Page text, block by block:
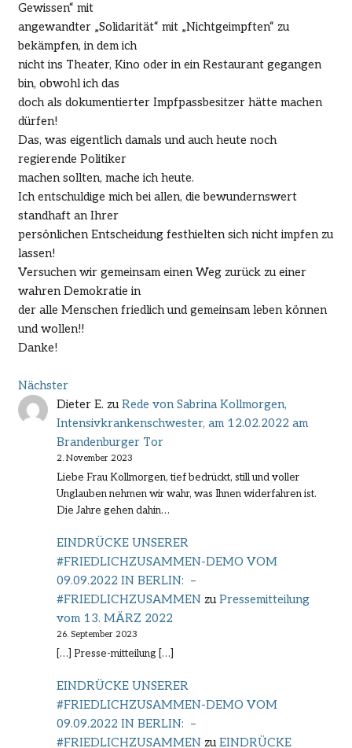
Gewissen“ mit
angewandter „Solidarität“ mit „Nichtgeimpften“ zu
bekämpfen, in dem ich
nicht ins Theater, Kino oder in ein Restaurant gegangen
bin, obwohl ich das
doch als dokumentierter Impfpassbesitzer hätte machen
dürfen!
Das, was eigentlich damals und auch heute noch
regierende Politiker
machen sollten, mache ich heute.
Ich entschuldige mich bei allen, die bewundernswert
standhaft an Ihrer
persönlichen Entscheidung festhielten sich nicht impfen zu
lassen!
Versuchen wir gemeinsam einen Weg zurück zu einer
wahren Demokratie in
der alle Menschen friedlich und gemeinsam leben können
und wollen!!
Danke!
Nächster
Dieter E. zuRede von Sabrina Kollmorgen,
Intensivkrankenschwester, am 12.02.2022 am
Brandenburger Tor
2. November 2023
Liebe Frau Kollmorgen, tief bedrückt, still und voller
Unglauben nehmen wir wahr, was Ihnen widerfahren ist.
Die Jahre gehen dahin…
EINDRÜCKE UNSERER
#FRIEDLICHZUSAMMEN-DEMO VOM
09.09.2022 IN BERLIN: –
#FRIEDLICHZUSAMMENzuPressemitteilung
vom 13. MÄRZ 2022
26. September 2023
[…] Presse-mitteilung […]
EINDRÜCKE UNSERER
#FRIEDLICHZUSAMMEN-DEMO VOM
09.09.2022 IN BERLIN: –
#FRIEDLICHZUSAMMENzuEINDRÜCKE